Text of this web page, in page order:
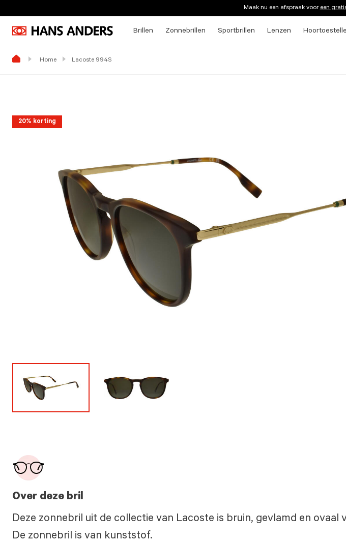
Maak nu een afspraak vooreen
Brillen Zonnebrillen Sportbrillen Lenzen
Home Lacoste 994S
20% korting
Over deze bril
Deze zonnebril uit de collectie van Lacoste is bruin, gevlamd en ovaal
De zonnebril is van kunststof.